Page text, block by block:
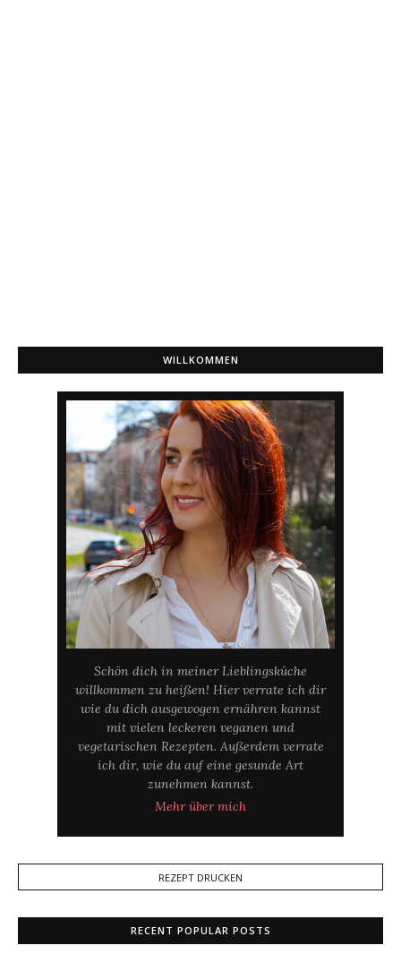
WILLKOMMEN
Schön dich in meiner Lieblingsküche
willkommen zu heißen! Hier verrate ich dir
wie du dich ausgewogen ernähren kannst
mit vielen leckeren veganen und
vegetarischen Rezepten. Außerdem verrate
ich dir, wie du auf eine gesunde Art
zunehmen kannst.
Mehr über mich
REZEPT DRUCKEN
RECENT POPULAR POSTS